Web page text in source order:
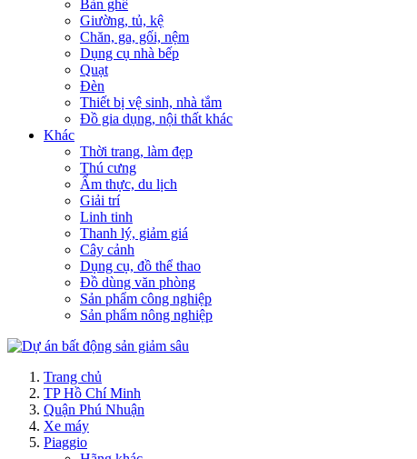
Bàn ghế
Giường, tủ, kệ
Chăn, ga, gối, nệm
Dụng cụ nhà bếp
Quạt
Đèn
Thiết bị vệ sinh, nhà tắm
Đồ gia dụng, nội thất khác
Khác
Thời trang, làm đẹp
Thú cưng
Ẩm thực, du lịch
Giải trí
Linh tinh
Thanh lý, giảm giá
Cây cảnh
Dụng cụ, đồ thể thao
Đồ dùng văn phòng
Sản phẩm công nghiệp
Sản phẩm nông nghiệp
Trang chủ
TP Hồ Chí Minh
Quận Phú Nhuận
Xe máy
Piaggio